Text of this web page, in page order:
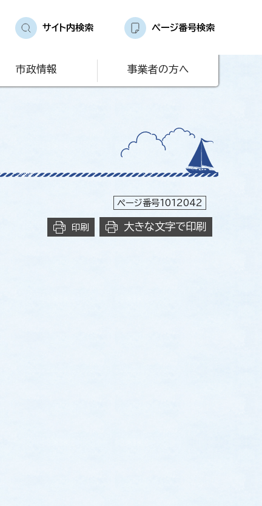
サイト内検索 ページ番号検索
市政情報 事業者の方へ
ページ番号1012042
印刷 大きな文字で印刷